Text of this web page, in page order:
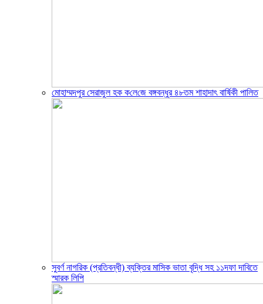
মোহাম্মদপুর সেরাজুল হক ক‌লে‌জে বঙ্গবন্ধুর ৪৮তম শাহাদাৎ বা‌র্ষিকী পা‌লিত
সুবর্ণ নাগরিক (প্রতিবন্ধী) ব্যক্তির মাসিক ভাতা বৃদ্ধি সহ ১১দফা দাবিতে
স্মারক লিপি